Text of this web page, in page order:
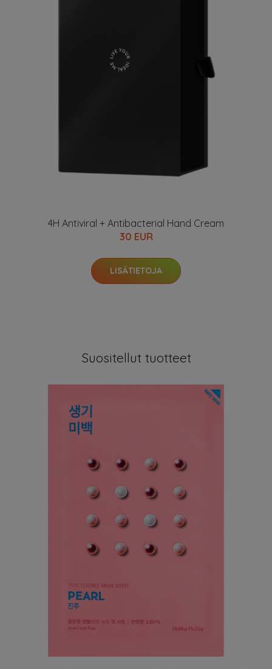
4H Antiviral + Antibacterial Hand Cream
30 EUR
LISÄTIETOJA
Suositellut tuotteet